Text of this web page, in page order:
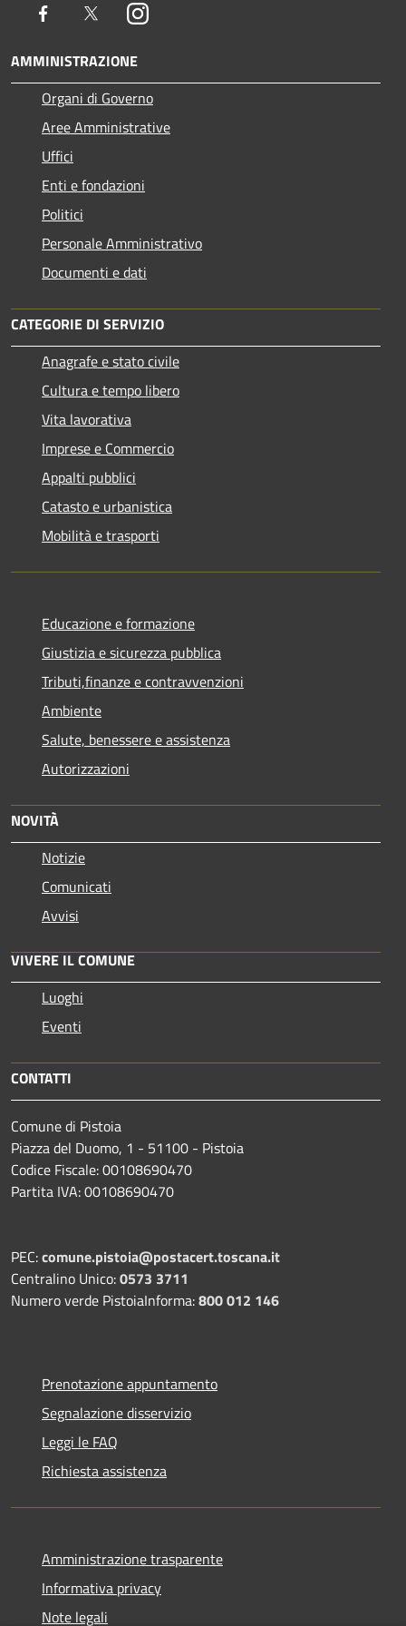
Facebook TwitterInstagram
AMMINISTRAZIONE
Organi di Governo
Aree Amministrative
Uffici
Enti e fondazioni
Politici
Personale Amministrativo
Documenti e dati
CATEGORIE DI SERVIZIO
Anagrafe e stato civile
Cultura e tempo libero
Vita lavorativa
Imprese e Commercio
Appalti pubblici
Catasto e urbanistica
Mobilità e trasporti
Educazione e formazione
Giustizia e sicurezza pubblica
Tributi,finanze e contravvenzioni
Ambiente
Salute, benessere e assistenza
Autorizzazioni
NOVITÀ
Notizie
Comunicati
Avvisi
VIVERE IL COMUNE
Luoghi
Eventi
CONTATTI
Comune di Pistoia
Piazza del Duomo, 1 - 51100 - Pistoia
Codice Fiscale: 00108690470
Partita IVA: 00108690470
PEC:comune.pistoia@postacert.toscana.it
Centralino Unico:0573 3711
Numero verde PistoiaInforma:800 012 146
Prenotazione appuntamento
Segnalazione disservizio
Leggi le FAQ
Richiesta assistenza
Amministrazione trasparente
Informativa privacy
Note legali